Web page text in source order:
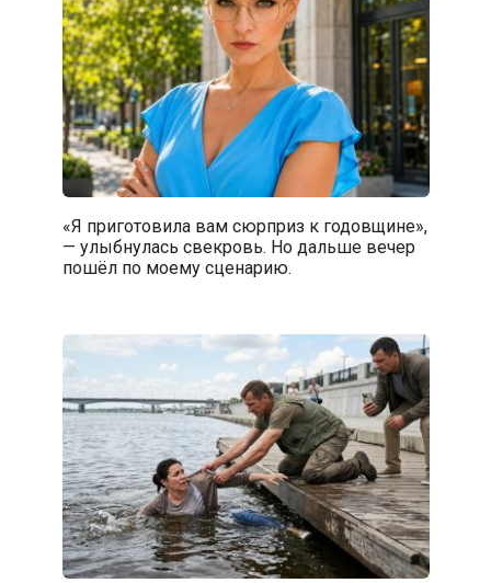
«Я приготовила вам сюрприз к годовщине»,
— улыбнулась свекровь. Но дальше вечер
пошёл по моему сценарию.